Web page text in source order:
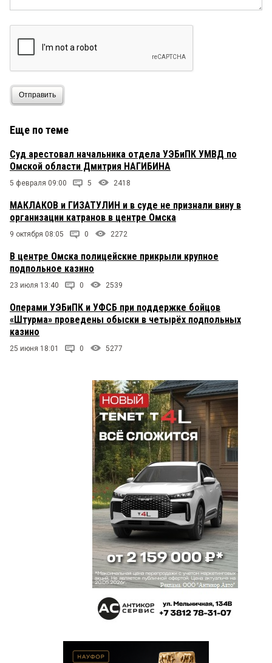
Отправить
Еще по теме
Суд арестовал начальника отдела УЭБиПК УМВД по
Омской области Дмитрия НАГИБИНА
5 февраля 09:00 5 2418
МАКЛАКОВ и ГИЗАТУЛИН и в суде не признали вину в
организации катранов в центре Омска
9 октября 08:05 0 2272
В центре Омска полицейские прикрыли крупное
подпольное казино
23 июля 13:40 0 2539
Операми УЭБиПК и УФСБ при поддержке бойцов
«Штурма» проведены обыски в четырёх подпольных
казино
25 июня 18:01 0 5277